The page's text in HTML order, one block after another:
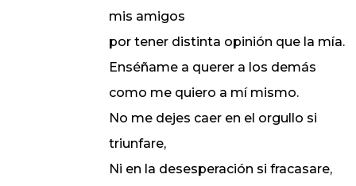
mis amigos
por tener distinta opinión que la mía.
Enséñame a querer a los demás
como me quiero a mí mismo.
No me dejes caer en el orgullo si
triunfare,
Ni en la desesperación si fracasare,